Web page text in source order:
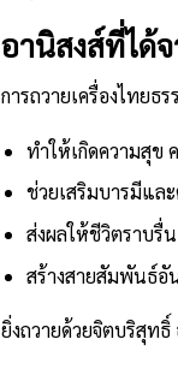
อานิสงส์ที่ได้จ
การถวายเครื่องไทยธ
ทำให้เกิดความสุข
ช่วยเสริมบารมีแล
ส่งผลให้ชีวิตราบรื่น
สร้างสายสัมพันธ์อั
ยิ่งถวายด้วยจิตบริสุท